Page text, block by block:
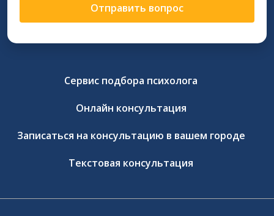
Отправить вопрос
Сервис подбора психолога
Онлайн консультация
Записаться на консультацию в вашем городе
Текстовая консультация